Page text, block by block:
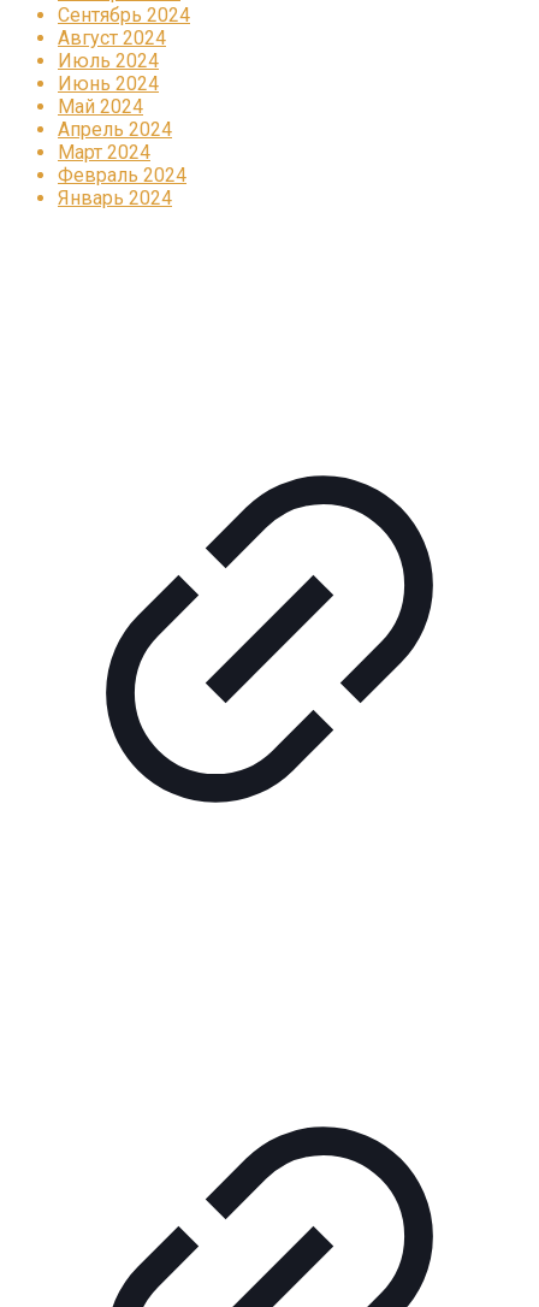
Сентябрь 2024
Август 2024
Июль 2024
Июнь 2024
Май 2024
Апрель 2024
Март 2024
Февраль 2024
Январь 2024